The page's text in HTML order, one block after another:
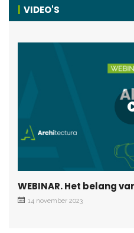
VIDEO'S
WEBINAR. Het belang
14 november 2023